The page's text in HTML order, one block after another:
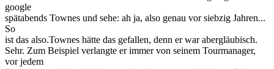
google
spätabends Townes und sehe: ah ja, also genau vor siebzig Jahren...
So
ist das also.Townes hätte das gefallen, denn er war abergläubisch.
Sehr. Zum Beispiel verlangte er immer von seinem Tourmanager,
vor jedem